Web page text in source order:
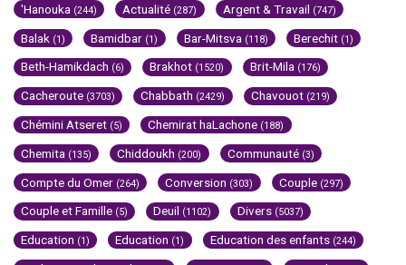
'Hanouka (244) Actualité (287) Argent & Travail (747)
Balak (1) Bamidbar (1) Bar-Mitsva (118) Berechit (1)
Beth-Hamikdach (6) Brakhot (1520) Brit-Mila (176)
Cacheroute (3703) Chabbath (2429) Chavouot (219)
Chémini Atseret (5) Chemirat haLachone (188)
Chemita (135) Chiddoukh (200) Communauté (3)
Compte du Omer (264) Conversion (303) Couple (297)
Couple et Famille (5) Deuil (1102) Divers (5037)
Education (1) Education (1) Education des enfants (244)